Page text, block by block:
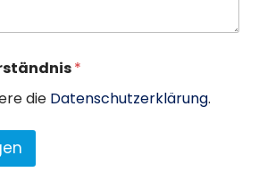
*
die Datenschutzerklärung.